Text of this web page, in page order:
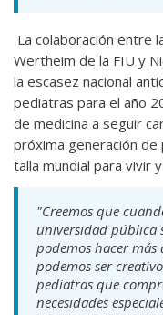
La colaboración entre
Wertheim de la FIU y
la escasez nacional
pediatras para el año
de medicina a seguir
próxima generación
talla mundial para vivir
"Creemos que
universidad pública
podemos hacer más
podemos ser
pediatras que
necesidades